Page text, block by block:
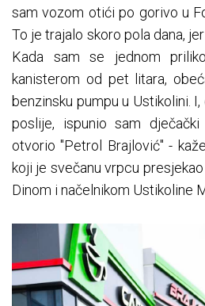
sam vozom otići po gorivo u
To je trajalo skoro pola dana,
Kada sam se jednom
kanisterom od pet litara,
benzinsku pumpu u Ustikolini.
poslije, ispunio sam
otvorio "Petrol Brajlović" -
koji je svečanu vrpcu
Dinom i načelnikom Ustikoline